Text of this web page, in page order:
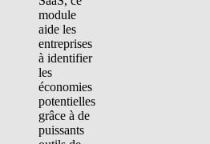
module
aide les
entreprises
à identifier
les
économies
potentielles
grâce à de
puissants